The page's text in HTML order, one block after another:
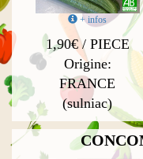
+ infos
1,90€ / PIECE
Origine:
FRANCE
(sulniac)